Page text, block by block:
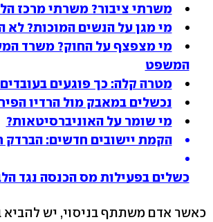
משרתי ציבור? משרתי מרכז
מי מגן על הנשים המוכות?
מי מצפצף על החוק? משרד
המשפט
מטרה קלה: כך פוגעים
נכשלים במאבק מול הרדיו
מי שומר על האוניברסיטאות?
הקמת יישובים חדשים: הברדק
כשלים בפעילות מס הכנסה נגד
כאשר אדם משתתף בניסוי, יש להביא